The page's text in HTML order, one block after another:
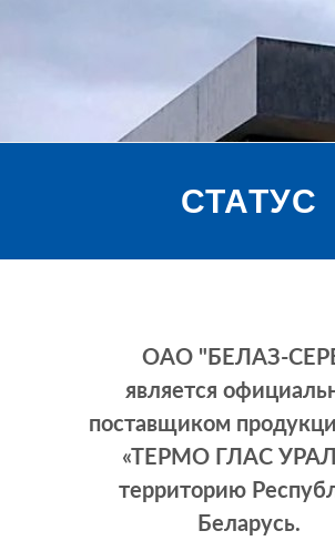
СТАТУС
ОАО "БЕЛАЗ-
является
поставщиком
«ТЕРМО ГЛАС
территорию
Беларусь.